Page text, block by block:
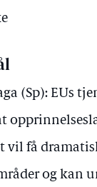
(Sp): EUs
vil få
og kan